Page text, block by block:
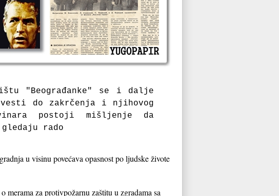
"Beograđanke" se i dalje
do zakrčenja i njihovog
postoji mišljenje da
rado
u visinu povećava opasnost po ljudske živote
za protivpožarnu zaštitu u zgradama sa